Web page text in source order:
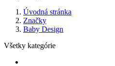
Úvodná stránka
Značky
Baby Design
Všetky kategórie